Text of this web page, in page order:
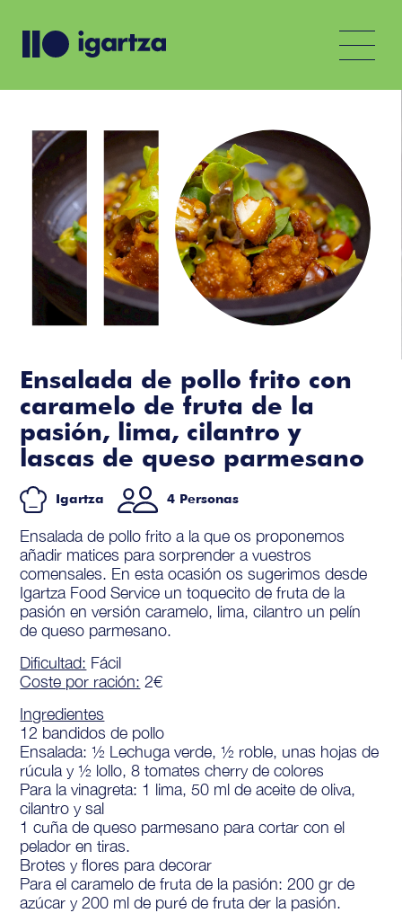
Ensalada de pollo frito con
caramelo de fruta de la
pasión, lima, cilantro y
lascas de queso parmesano
Igartza 4 Personas
Ensalada de pollo frito a la que os proponemos
añadir matices para sorprender a vuestros
comensales. En esta ocasión os sugerimos desde
Igartza Food Service un toquecito de fruta de la
pasión en versión caramelo, lima, cilantro un pelín
de queso parmesano.
Dificultad: Fácil
Coste por ración: 2€
Ingredientes
12 bandidos de pollo
Ensalada: ½ Lechuga verde, ½ roble, unas hojas de
rúcula y ½ lollo, 8 tomates cherry de colores
Para la vinagreta: 1 lima, 50 ml de aceite de oliva,
cilantro y sal
1 cuña de queso parmesano para cortar con el
pelador en tiras.
Brotes y flores para decorar
Para el caramelo de fruta de la pasión: 200 gr de
azúcar y 200 ml de puré de fruta der la pasión.